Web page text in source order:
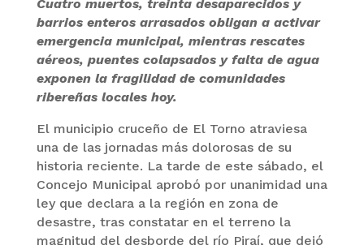
Cuatro muertos, treinta desaparecidos y
barrios enteros arrasados obligan a activar
emergencia municipal, mientras rescates
aéreos, puentes colapsados y falta de agua
exponen la fragilidad de comunidades
ribereñas locales hoy.
El municipio cruceño de El Torno atraviesa
una de las jornadas más dolorosas de su
historia reciente. La tarde de este sábado, el
Concejo Municipal aprobó por unanimidad una
ley que declara a la región en zona de
desastre, tras constatar en el terreno la
magnitud del desborde del río Piraí, que dejó